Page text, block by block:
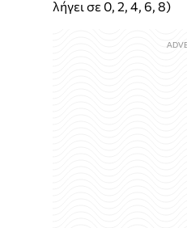
λήγει σε 0, 2, 4, 6, 8)